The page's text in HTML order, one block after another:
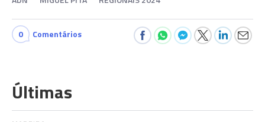
0 Comentários
Últimas